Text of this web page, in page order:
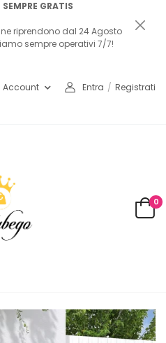
GRATIS
riprendono dal 24 Agosto
sempre operativi 7/7!
Account Entra / Registrati
0